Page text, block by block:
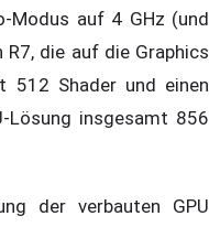
Modus auf 4 GHz (und
die auf die Graphics
512 Shader und einen
Lösung insgesamt 856
der verbauten GPU